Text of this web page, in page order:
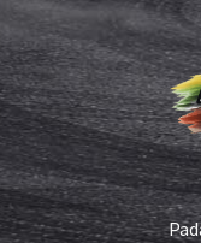
prie
prie